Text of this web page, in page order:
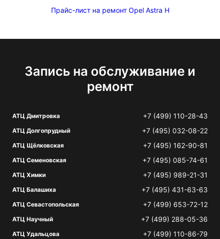
Прайс-лист на ремонт Opel Astra H
Запись на обслуживание и
ремонт
АТЦ Дмитровка +7 (499) 110-28-43
АТЦ Долгопрудный +7 (495) 032-08-22
АТЦ Щёлковская +7 (495) 162-90-81
АТЦ Семеновская +7 (495) 085-74-61
АТЦ Химки +7 (495) 989-21-31
АТЦ Балашиха +7 (495) 431-63-63
АТЦ Севастопольская +7 (499) 653-72-12
АТЦ Научный +7 (499) 288-05-36
АТЦ Удальцова +7 (499) 110-86-79